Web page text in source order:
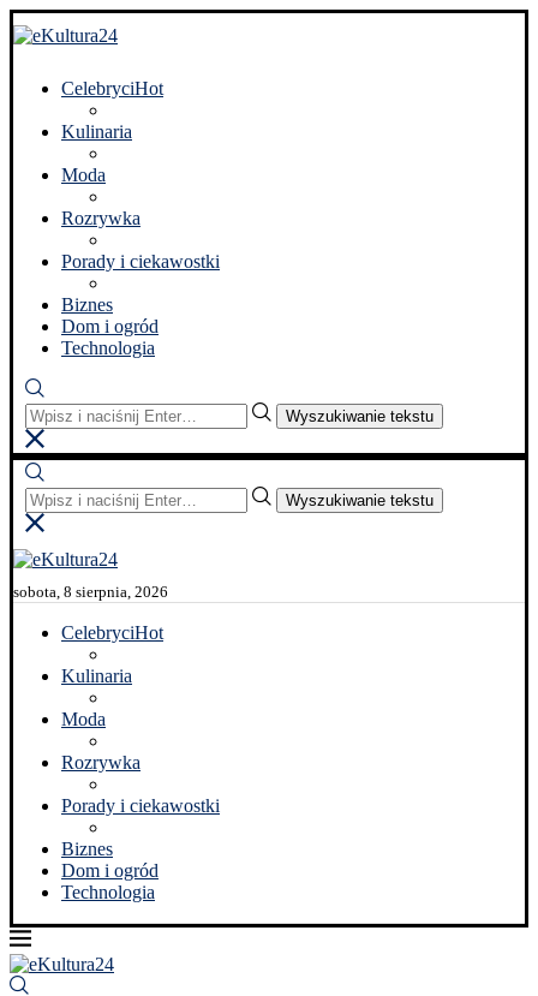
CelebryciHot
Kulinaria
Moda
Rozrywka
Porady i ciekawostki
Biznes
Dom i ogród
Technologia
Wyszukiwanie tekstu
Wyszukiwanie tekstu
sobota, 8 sierpnia, 2026
CelebryciHot
Kulinaria
Moda
Rozrywka
Porady i ciekawostki
Biznes
Dom i ogród
Technologia